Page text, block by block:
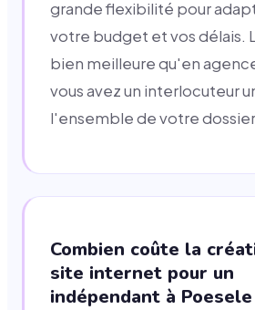
grande flexibilité pour
votre budget et vos délais.
bien meilleure qu'en
vous avez un interlocuteur
l'ensemble de votre
Combien coûte la
site internet pour un
indépendant à Poesele